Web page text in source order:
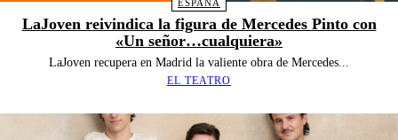
ESPAÑA
LaJoven reivindica la figura de Mercedes Pinto con
«Un señor…cualquiera»
LaJoven recupera en Madrid la valiente obra de Mercedes...
EL TEATRO